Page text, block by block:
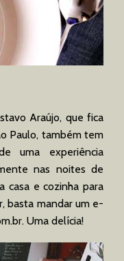
Araújo, que fica
Paulo, também tem
uma experiência
nas noites de
casa e cozinha para
basta mandar um e-
. Uma delícia!